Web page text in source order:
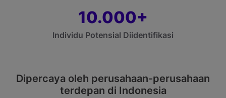
10.000+
Individu Potensial Diidentifikasi
Dipercaya oleh perusahaan-perusahaan
terdepan di Indonesia